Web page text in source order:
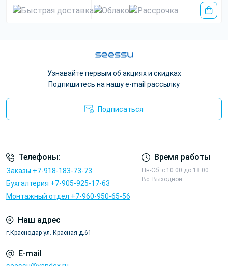
Узнавайте первым об акциях и скидках
Подпишитесь на нашу e-mail рассылку
Подписаться
Телефоны:
Заказы +7-918-183-73-73
Бухгалтерия +7-905-925-17-63
Монтажный отдел +7-960-950-65-56
Время работы
Пн-Сб: с 10:00 до 18:00.
Вс: Выходной.
Наш адрес
г.Краснодар ул. Красная д.61
E-mail